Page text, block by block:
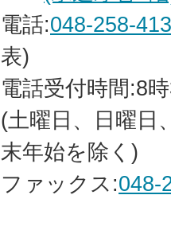
電話:048-258-
表)
電話受付時間:8
(土曜日、日曜日
末年始を除く)
ファックス:048-